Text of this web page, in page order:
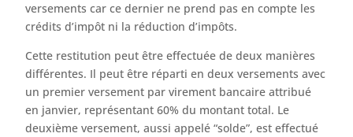
versements car ce dernier ne prend pas en compte les
crédits d’impôt ni la réduction d’impôts.
Cette restitution peut être effectuée de deux manières
différentes. Il peut être réparti en deux versements avec
un premier versement par virement bancaire attribué
en janvier, représentant 60% du montant total. Le
deuxième versement, aussi appelé “solde”, est effectué